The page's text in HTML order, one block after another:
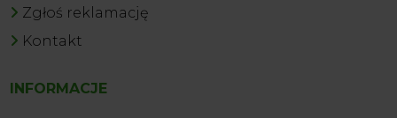
Zgłoś reklamację
Kontakt
INFORMACJE